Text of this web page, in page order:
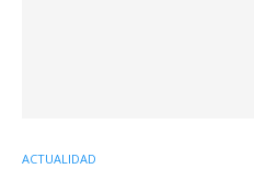
ACTUALIDAD